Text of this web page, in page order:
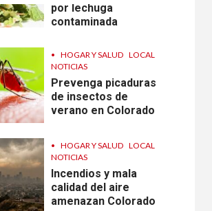
por lechuga
contaminada
• HOGAR Y SALUD LOCAL
NOTICIAS
Prevenga picaduras
de insectos de
verano en Colorado
• HOGAR Y SALUD LOCAL
NOTICIAS
Incendios y mala
calidad del aire
amenazan Colorado